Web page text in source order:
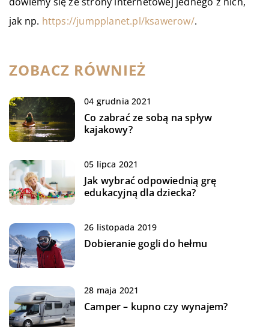
jak np. https://jumpplanet.pl/ksawerow/.
ZOBACZ RÓWNIEŻ
04 grudnia 2021
Co zabrać ze sobą na spływ
kajakowy?
05 lipca 2021
Jak wybrać odpowiednią grę
edukacyjną dla dziecka?
26 listopada 2019
Dobieranie gogli do hełmu
28 maja 2021
Camper – kupno czy wynajem?